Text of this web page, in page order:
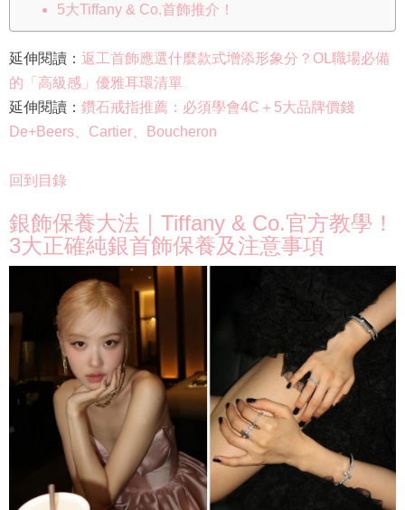
5大Tiffany & Co.首飾推介！
延伸閱讀： 返工首飾應選什麼款式增添形象分？OL職場必備
的「高級感」優雅耳環清單
延伸閱讀： 鑽石戒指推薦：必須學會4C＋5大品牌價錢
De+Beers、Cartier、Boucheron
回到目錄
銀飾保養大法｜Tiffany & Co.官方教學！
3大正確純銀首飾保養及注意事項